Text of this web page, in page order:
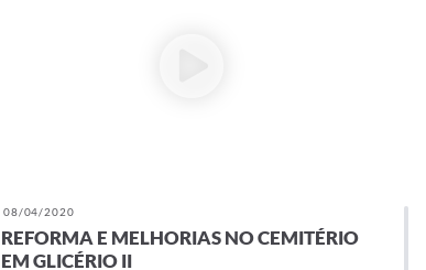
08/04/2020
REFORMA E MELHORIAS NO CEMITÉRIO
EM GLICÉRIO II